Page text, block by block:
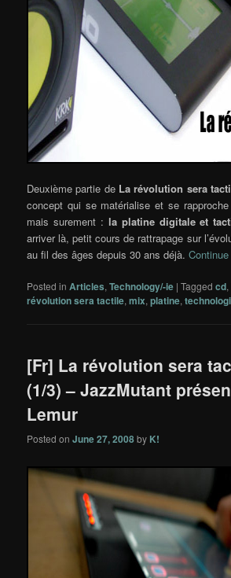
Deuxième partie de La révolution sera
concept qui se matérialise et se
mais surement : la platine digitale et
arriver là, petit cours de rattrapage sur
au fil des âges depuis 30 ans déjà.
Posted in Articles,Technology/-ie |Tagged cd,
révolution sera tactile,mix,platine,
[Fr] La révolution sera
(1/3) – JazzMutant
Lemur
Posted onJune 27, 2008by K!